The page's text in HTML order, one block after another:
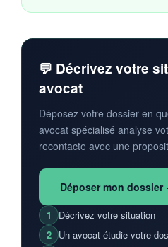
💬 Décrivez votre
avocat
Déposez votre dossier en
avocat spécialisé analyse
recontacte avec une
Déposer mon
1
Décrivez votre situation
2
Un avocat étudie votre